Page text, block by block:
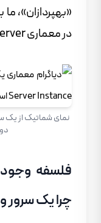
«بهپردازان»،
در معماری SQL Server خواهیم پرداخت.
دو Named Instance است.
چرا یک سرور